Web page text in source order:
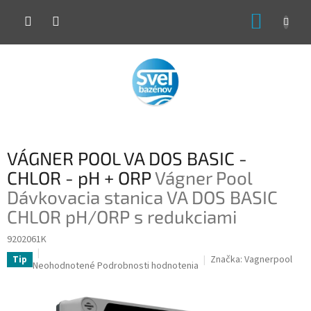
VÁGNER POOL VA DOS BASIC -
CHLOR - pH + ORPVágner Pool
Dávkovacia stanica VA DOS BASIC
CHLOR pH/ORP s redukciami
9202061K
Tip Priemerné
Neohodnotené Podrobnosti hodnotenia Značka: Vagnerpool